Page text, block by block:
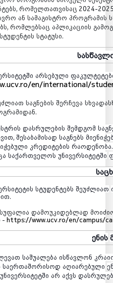
, რომელთათვისაც 202 4-
ან სამაგისტრო პროგრამის
, რომლებსაც აპლიკაციის
სტუდენტის სტატუსი.
არსებული
en/international/
საგნების შერჩევა
.
დასრულების შემდგომ
, შესაბამისად საგნებს
კრედიტების რაოდენობა.
საქართველოს უნივერსიტეტში
სტუდენტებს შეუძლიათ
.
დამოუკიდებლად
- https://www.ucv.ro/en/campus/
ენის
საშუალება ისწავლონ
საერთაშორისოდ აღიარებული
უნივერსიტეტში არ აქვს